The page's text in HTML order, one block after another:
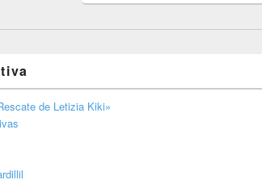
de Letizia Kiki»